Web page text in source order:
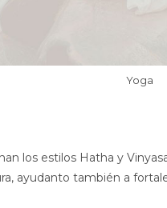
Yoga
los estilos Hatha y
ayudanto también a